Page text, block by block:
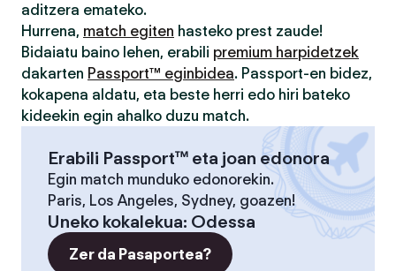
aditzera emateko.
Hurrena, match egiten hasteko prest zaude!
Bidaiatu baino lehen, erabili premium harpidetzek
dakarten Passport™ eginbidea. Passport-en bidez,
kokapena aldatu, eta beste herri edo hiri bateko
kideekin egin ahalko duzu match.
Erabili Passport™ eta joan edonora
Egin match munduko edonorekin.
Paris, Los Angeles, Sydney, goazen!
Uneko kokalekua: Odessa
Zer da Pasaportea?